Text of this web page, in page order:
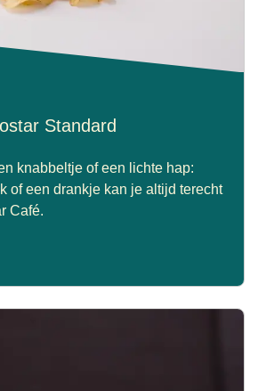
Standard
knabbeltje of een lichte hap:
of een drankje kan je altijd terecht
Café.